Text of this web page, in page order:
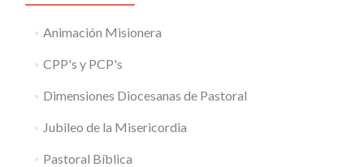
Animación Misionera
CPP's y PCP's
Dimensiones Diocesanas de Pastoral
Jubileo de la Misericordia
Pastoral Bíblica